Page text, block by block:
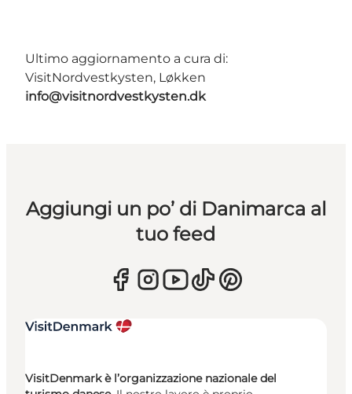
Ultimo aggiornamento a cura di:
VisitNordvestkysten, Løkken
info@visitnordvestkysten.dk
Aggiungi un po’ di Danimarca al
tuo feed
VisitDenmark è l’organizzazione nazionale del